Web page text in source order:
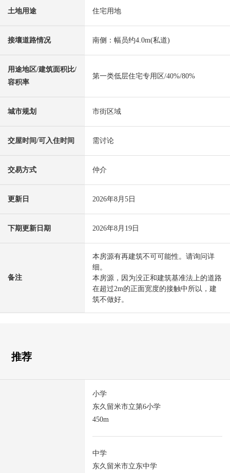
土地用途 住宅用地
接壤道路情况 南侧：幅员约4.0m(私道)
用途地区/建筑面积比/
容积率
第一类低层住宅专用区/40%/80%
城市规划 市街区域
交屋时间/可入住时间 需讨论
交易方式 仲介
更新日 2026年8月5日
下期更新日期 2026年8月19日
备注
本房源有再建筑不可可能性。请询问详
细。
本房源，因为没正和建筑基准法上的道路
在超过2m的正面宽度的接触中所以，建
筑不做好。
推荐
小学
东久留米市立第6小学
450m
中学
东久留米市立东中学